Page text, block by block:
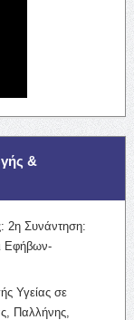
&
2η Συνάντηση:
Εφήβων-
Υγείας σε
Παλλήνης,